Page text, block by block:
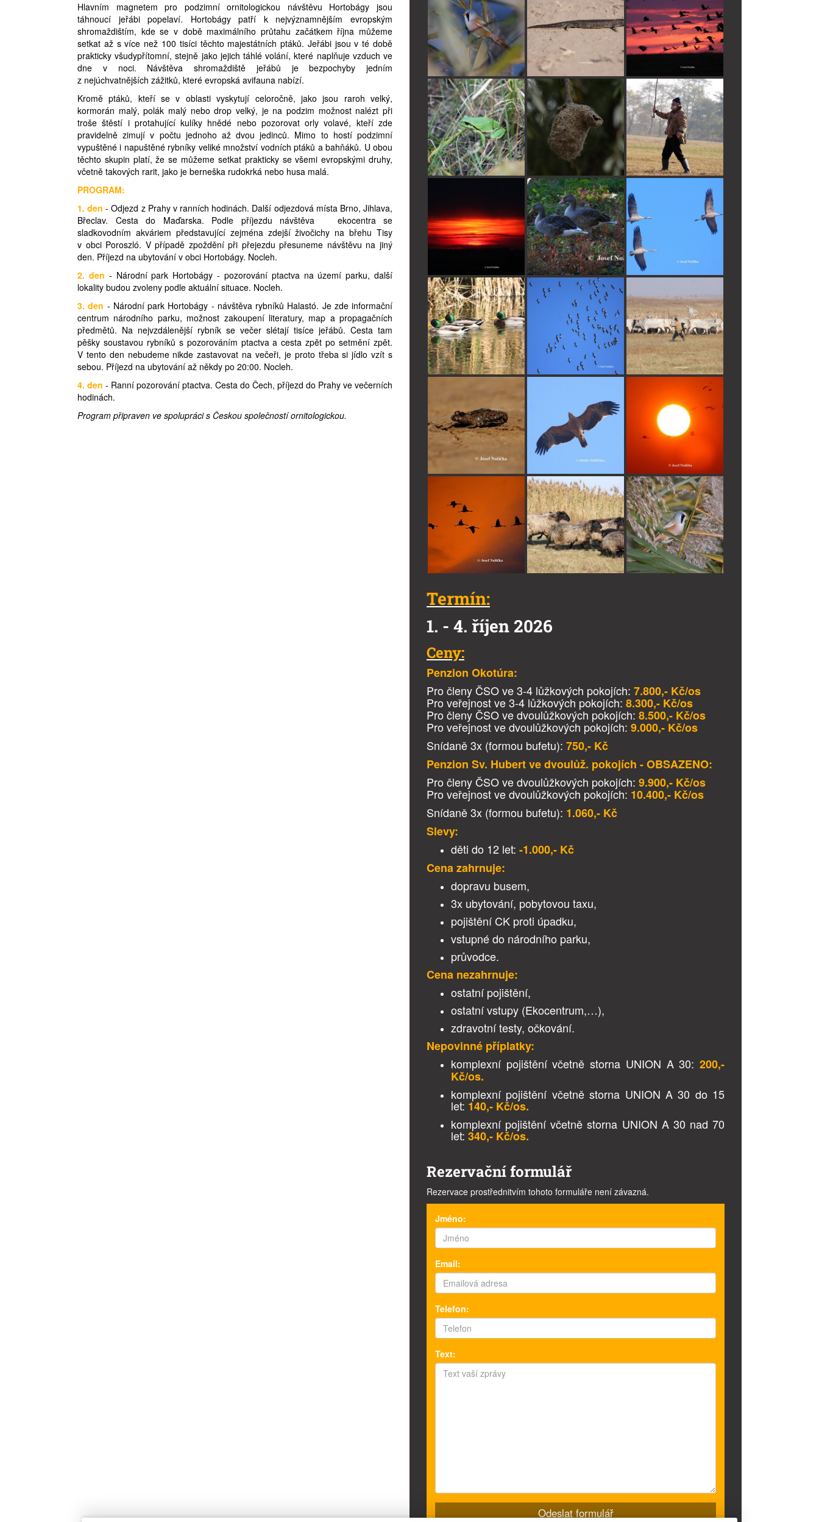
Hlavním magnetem pro podzimní ornitologickou návštěvu Hortobágy jsou
táhnoucí jeřábi popelaví. Hortobágy patří k nejvýznamnějším evropským
shromaždištím, kde se v době maximálního průtahu začátkem října můžeme
setkat až s více než 100 tisíci těchto majestátních ptáků. Jeřábi jsou v té době
prakticky všudypřítomní, stejně jako jejich táhlé volání, které naplňuje vzduch ve
dne v noci. Návštěva shromaždiště jeřábů je bezpochyby jedním
z nejúchvatnějších zážitků, které evropská avifauna nabízí.
Kromě ptáků, kteří se v oblasti vyskytují celoročně, jako jsou raroh velký,
kormorán malý, polák malý nebo drop velký, je na podzim možnost nalézt při
troše štěstí i protahující kulíky hnědé nebo pozorovat orly volavé, kteří zde
pravidelně zimují v počtu jednoho až dvou jedinců. Mimo to hostí podzimní
vypuštěné i napuštěné rybníky veliké množství vodních ptáků a bahňáků. U obou
těchto skupin platí, že se můžeme setkat prakticky se všemi evropskými druhy,
včetně takových rarit, jako je berneška rudokrká nebo husa malá.
PROGRAM:
1. den - Odjezd z Prahy v ranních hodinách. Další odjezdová místa Brno, Jihlava,
Břeclav. Cesta do Maďarska. Podle příjezdu návštěva ekocentra se
sladkovodním akváriem představující zejména zdejší živočichy na břehu Tisy
v obci Poroszló. V případě zpoždění při přejezdu přesuneme návštěvu na jiný
den. Příjezd na ubytování v obci Hortobágy. Nocleh.
2. den - Národní park Hortobágy - pozorování ptactva na území parku, další
lokality budou zvoleny podle aktuální situace. Nocleh.
3. den - Národní park Hortobágy - návštěva rybníků Halastó. Je zde informační
centrum národního parku, možnost zakoupení literatury, map a propagačních
předmětů. Na nejvzdálenější rybník se večer slétají tisíce jeřábů. Cesta tam
pěšky soustavou rybníků s pozorováním ptactva a cesta zpět po setmění zpět.
V tento den nebudeme nikde zastavovat na večeři, je proto třeba si jídlo vzít s
sebou. Příjezd na ubytování až někdy po 20:00. Nocleh.
4. den - Ranní pozorování ptactva. Cesta do Čech, příjezd do Prahy ve večerních
hodinách.
Program připraven ve spolupráci s Českou společností ornitologickou.
Termín:
1. - 4. říjen 2026
Ceny:
Penzion Okotúra:
Pro členy ČSO ve 3-4 lůžkových pokojích: 7.800,- Kč/os
Pro veřejnost ve 3-4 lůžkových pokojích: 8.300,- Kč/os
Pro členy ČSO ve dvoulůžkových pokojích: 8.500,- Kč/os
Pro veřejnost ve dvoulůžkových pokojích: 9.000,- Kč/os
Snídaně 3x (formou bufetu): 750,- Kč
Penzion Sv. Hubert ve dvoulůž. pokojích - OBSAZENO:
Pro členy ČSO ve dvoulůžkových pokojích: 9.900,- Kč/os
Pro veřejnost ve dvoulůžkových pokojích: 10.400,- Kč/os
Snídaně 3x (formou bufetu): 1.060,- Kč
Slevy:
děti do 12 let: -1.000,- Kč
Cena zahrnuje:
dopravu busem,
3x ubytování, pobytovou taxu,
pojištění CK proti úpadku,
vstupné do národního parku,
průvodce.
Cena nezahrnuje:
ostatní pojištění,
ostatní vstupy (Ekocentrum,…),
zdravotní testy, očkování.
Nepovinné příplatky:
komplexní pojištění včetně storna UNION A 30: 200,-
Kč/os.
komplexní pojištění včetně storna UNION A 30 do 15
let: 140,- Kč/os.
komplexní pojištění včetně storna UNION A 30 nad 70
let: 340,- Kč/os.
Rezervační formulář
Rezervace prostřednitvím tohoto formuláře není závazná.
Jméno:
Email:
Telefon:
Text: